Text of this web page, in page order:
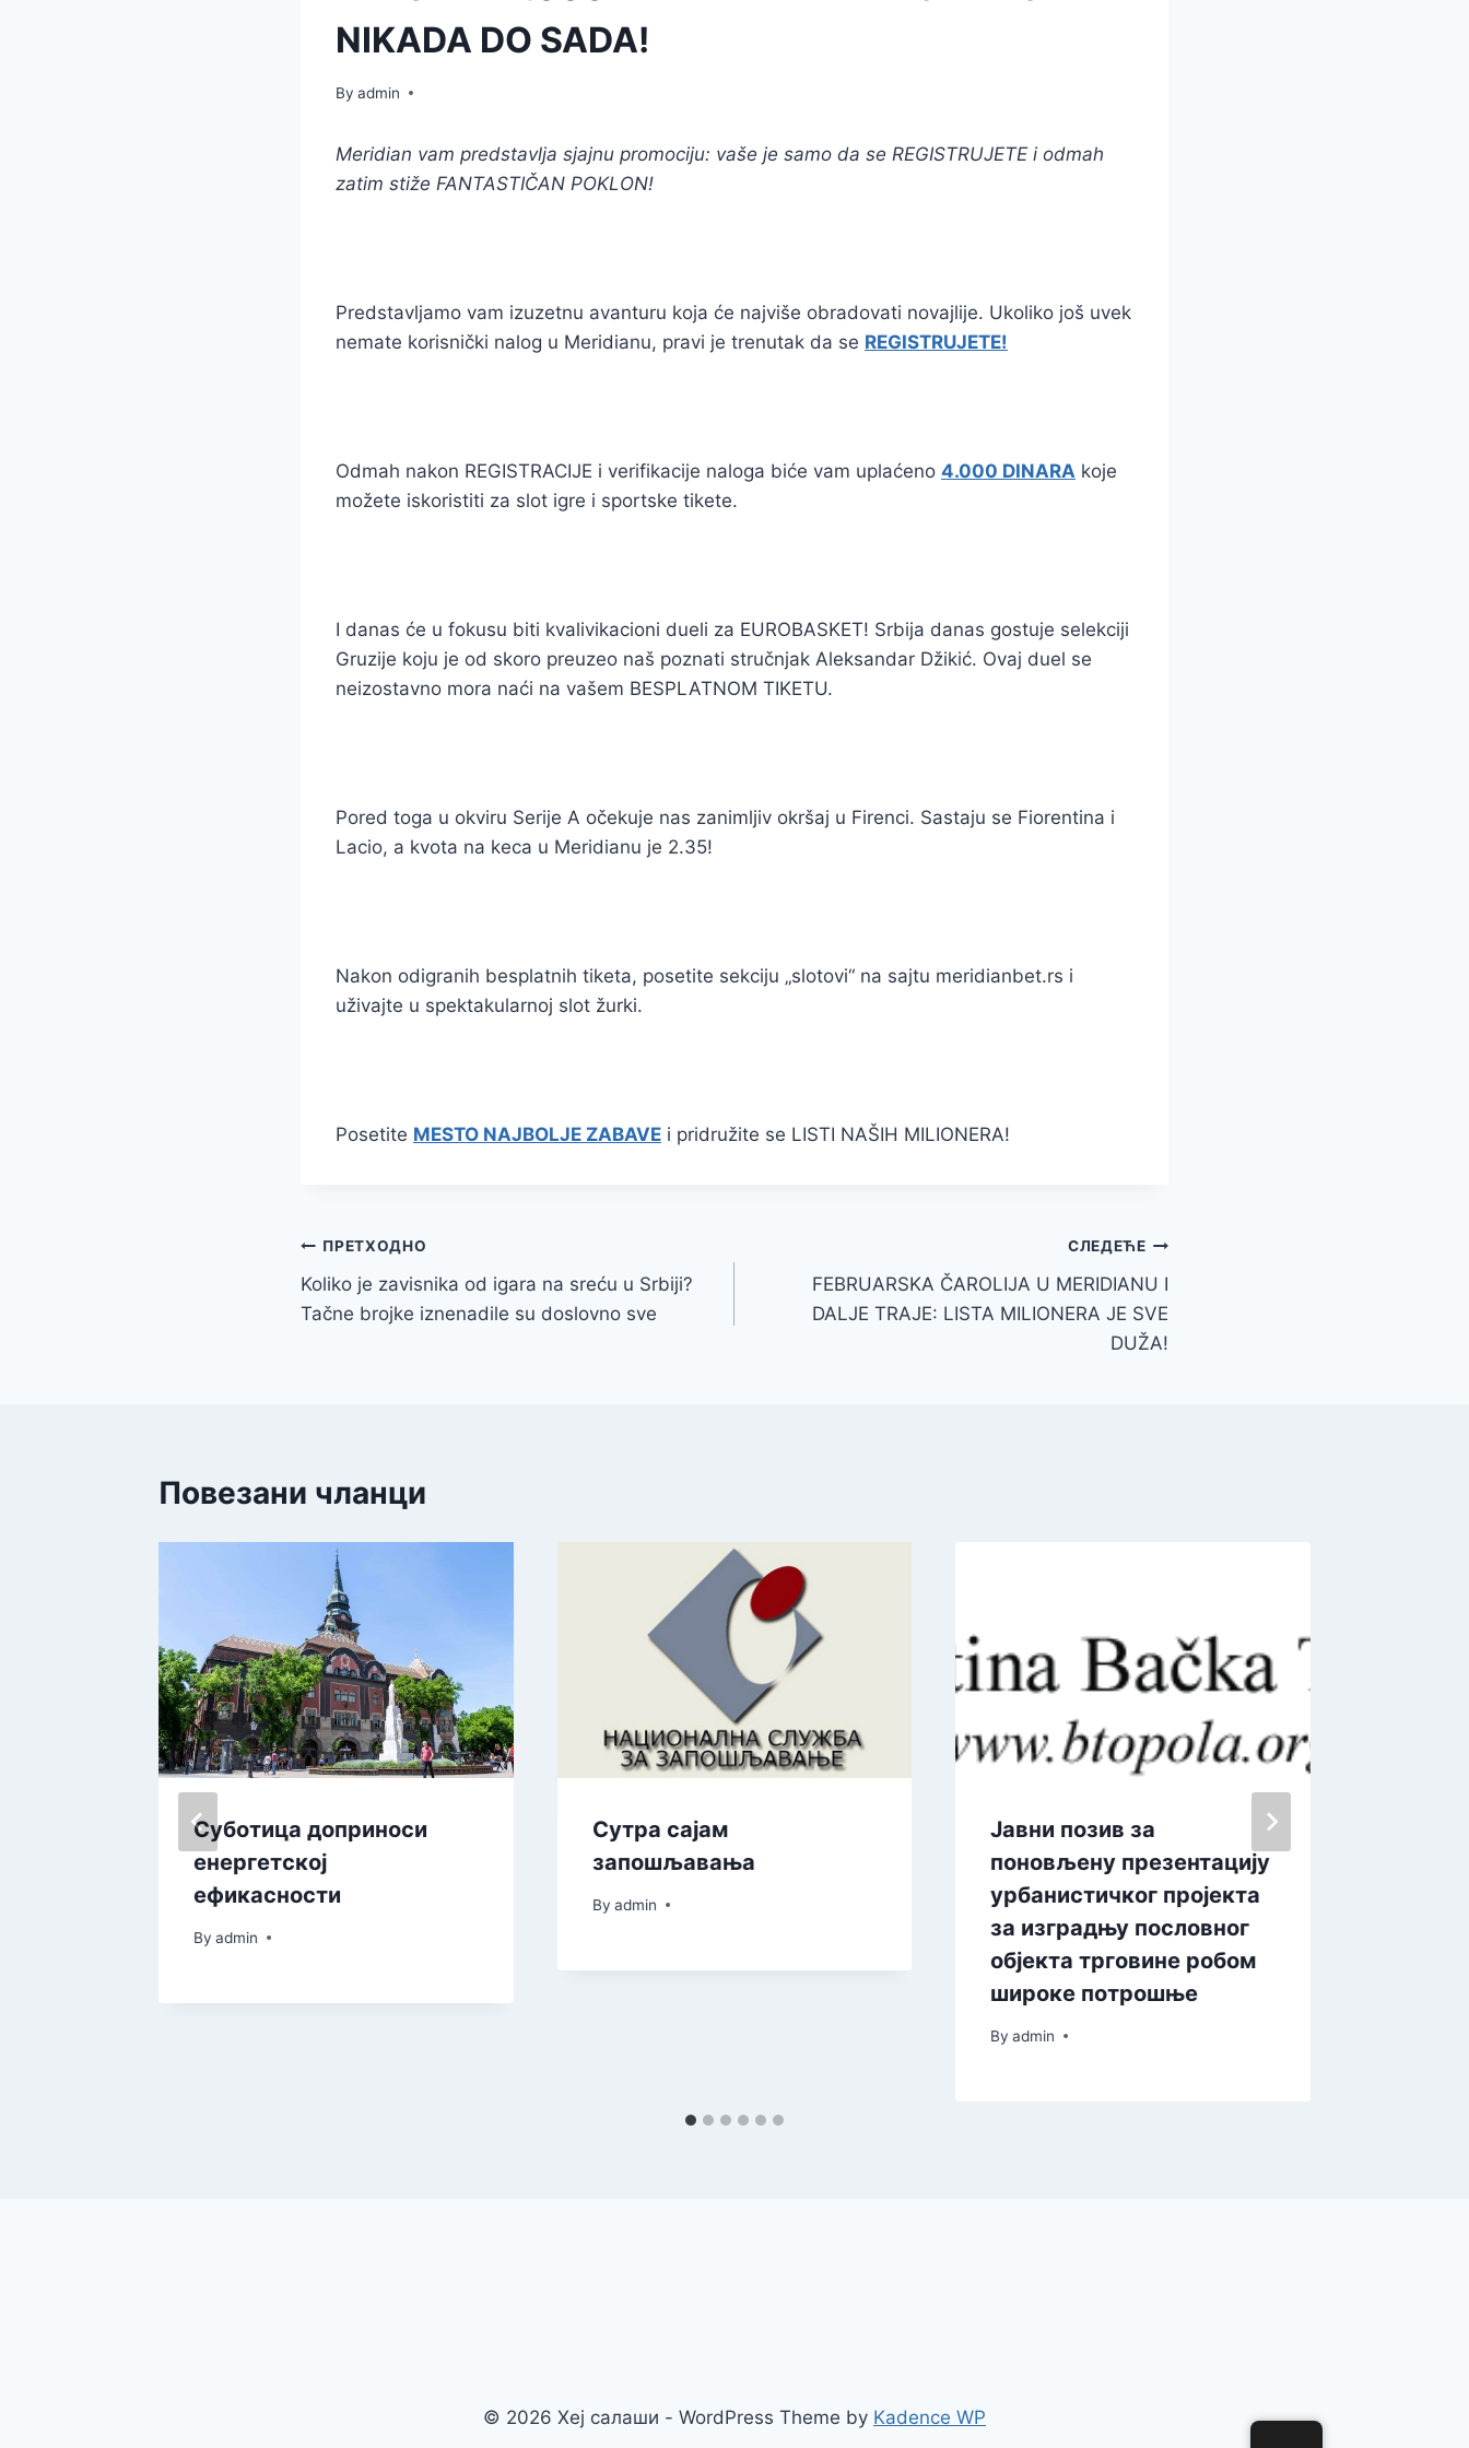
NIKADA DO SADA!
By admin
Meridian vam predstavlja sjajnu promociju: vaše je samo da se REGISTRUJETE i odmah
zatim stiže FANTASTIČAN POKLON!
Predstavljamo vam izuzetnu avanturu koja će najviše obradovati novajlije. Ukoliko još uvek
nemate korisnički nalog u Meridianu, pravi je trenutak da se REGISTRUJETE!
Odmah nakon REGISTRACIJE i verifikacije naloga biće vam uplaćeno 4.000 DINARA koje
možete iskoristiti za slot igre i sportske tikete.
I danas će u fokusu biti kvalivikacioni dueli za EUROBASKET! Srbija danas gostuje selekciji
Gruzije koju je od skoro preuzeo naš poznati stručnjak Aleksandar Džikić. Ovaj duel se
neizostavno mora naći na vašem BESPLATNOM TIKETU.
Pored toga u okviru Serije A očekuje nas zanimljiv okršaj u Firenci. Sastaju se Fiorentina i
Lacio, a kvota na keca u Meridianu je 2.35!
Nakon odigranih besplatnih tiketa, posetite sekciju „slotovi“ na sajtu meridianbet.rs i
uživajte u spektakularnoj slot žurki.
Posetite MESTO NAJBOLJE ZABAVE i pridružite se LISTI NAŠIH MILIONERA!
Кретање
чланка
ПРЕТХОДНО
Koliko je zavisnika od igara na sreću u Srbiji?
Tačne brojke iznenadile su doslovno sve
СЛЕДЕЋЕ
FEBRUARSKA ČAROLIJA U MERIDIANU I
DALJE TRAJE: LISTA MILIONERA JE SVE
DUŽA!
Повезани чланци
Суботица доприноси
енергетској
ефикасности
By admin
Сутра сајам
запошљавања
By admin
Јавни позив за
поновљену презентацију
урбанистичког пројекта
за изградњу пословног
објекта трговине робом
широке потрошње
By admin
© 2026 Хеј салаши - WordPress Theme by Kadence WP